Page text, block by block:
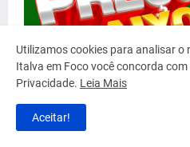
Utilizamos cookies para analisar
Italva em Foco você concorda
Privacidade. Leia Mais
Aceitar!